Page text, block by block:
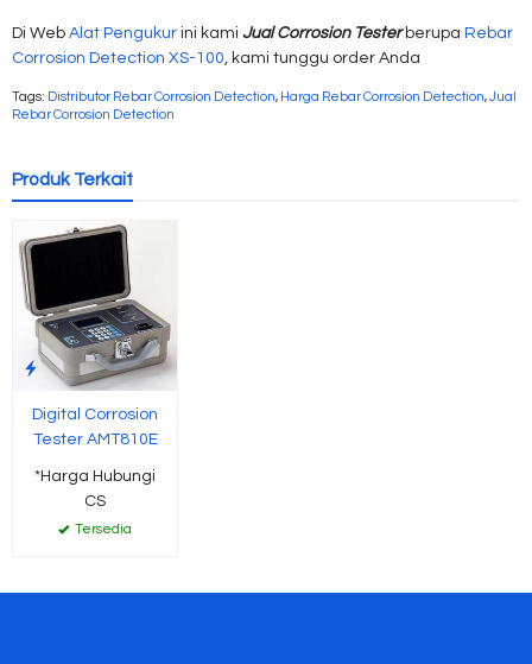
Di Web Alat Pengukur ini kami Jual Corrosion Testerberupa Rebar
Corrosion Detection XS-100, kami tunggu order Anda
Tags: Distributor Rebar Corrosion Detection, Harga Rebar Corrosion Detection,Jual
Rebar Corrosion Detection
Produk Terkait
Digital Corrosion
Tester AMT810E
*Harga Hubungi
CS
Tersedia